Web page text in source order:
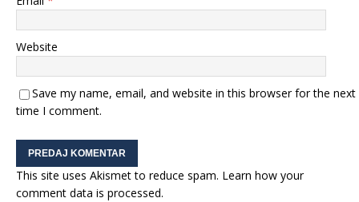
Website
Save my name, email, and website in this browser for the next
time I comment.
This site uses Akismet to reduce spam. Learn how your
comment data is processed.